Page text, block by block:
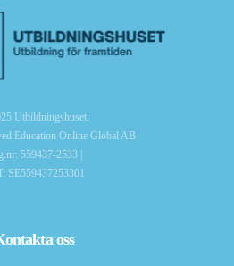
Utbildningshuset.
Online Global AB
559437-2533 |
SE559437253301
oss